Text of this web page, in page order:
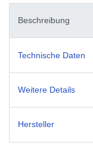
Beschreibung
Technische Daten
Weitere Details
Hersteller